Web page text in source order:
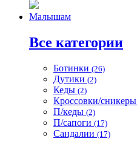
Малышам
Все категории
Ботинки (26)
Дутики (2)
Кеды (2)
Кроссовки/сникеры
П/кеды (2)
П/сапоги (17)
Сандалии (17)